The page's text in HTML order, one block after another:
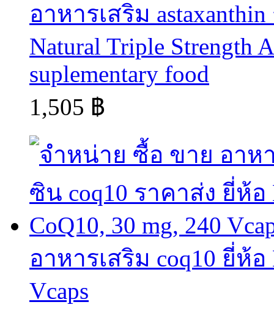
อาหารเสริม
Natural Triple Strength
suplementary food
1,505 ฿
อาหารเสริม coq10 ยี่ห้อ
Vcaps